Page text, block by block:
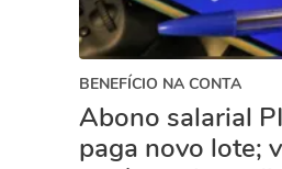
BENEFÍCIO NA CONTA
Abono salarial
paga novo lote;